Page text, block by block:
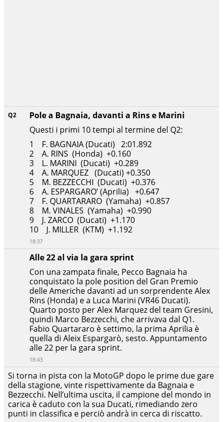
Alle 22 al via la gara sprint
Con una zampata finale, Pecco Bagnaia ha
conquistato la pole position del Gran Premio
delle Americhe davanti ad un sorprendente Alex
Rins (Honda) e a Luca Marini (VR46 Ducati).
Quarto posto per Alex Marquez del team Gresini,
quindi Marco Bezzecchi, che arrivava dal Q1.
Fabio Quartararo è settimo, la prima Aprilia è
quella di Aleix Espargarò, sesto. Appuntamento
alle 22 per la gara sprint.
18:43
Q2
Pole a Bagnaia, davanti a Rins e Marini
Questi i primi 10 tempi al termine del Q2:
1 F. BAGNAIA (Ducati) 2:01.892
2 A. RINS (Honda) +0.160
3 L. MARINI (Ducati) +0.289
4 A. MARQUEZ (Ducati) +0.350
5 M. BEZZECCHI (Ducati) +0.376
6 A. ESPARGARO’ (Aprilia) +0.647
7 F. QUARTARARO (Yamaha) +0.857
8 M. VINALES (Yamaha) +0.990
9 J. ZARCO (Ducati) +1.170
10 J. MILLER (KTM) +1.192
18:37
Si torna in pista con la MotoGP dopo le prime due gare
della stagione, vinte rispettivamente da Bagnaia e
Bezzecchi. Nell’ultima uscita, il campione del mondo in
carica è caduto con la sua Ducati, rimediando zero
punti in classifica e perciò andrà in cerca di riscatto.